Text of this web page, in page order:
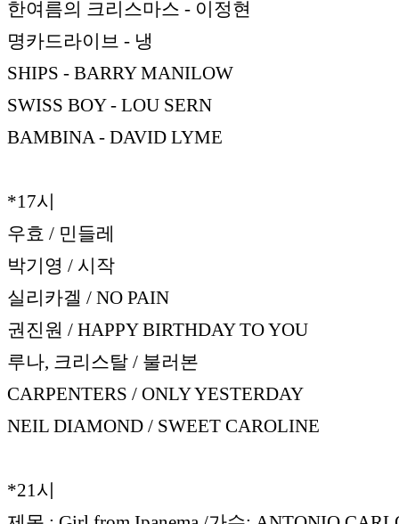
한여름의 크리스마스 - 이정현
명카드라이브 - 냉
SHIPS - BARRY MANILOW
SWISS BOY - LOU SERN
BAMBINA - DAVID LYME
*17시
우효 / 민들레
박기영 / 시작
실리카겔 / NO PAIN
권진원 / HAPPY BIRTHDAY TO YOU
루나, 크리스탈 / 불러본
CARPENTERS / ONLY YESTERDAY
NEIL DIAMOND / SWEET CAROLINE
*21시